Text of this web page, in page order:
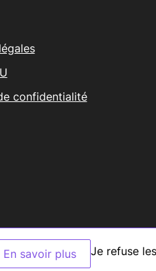
En savoir plus Je refuse
confidentialité